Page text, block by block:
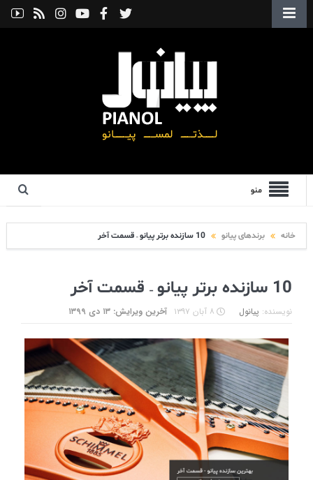
منو
خانه برندهای پیانو 10 سازنده برتر پیانو – قسمت آخر
10 سازنده برتر پیانو – قسمت آخر
نویسنده: پیانول ۸ آبان ۱۳۹۷ آخرین ویرایش: ۱۳ دی ۱۳۹۹